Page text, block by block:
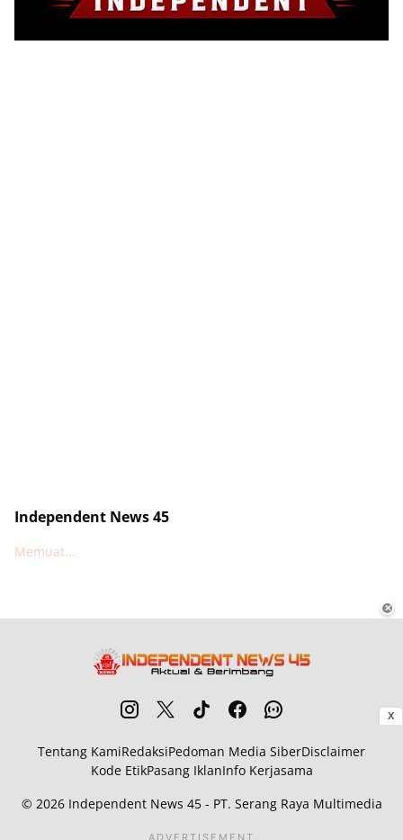
Independent News 45
Memuat...
X
ADVERTISEMENT
✕
Tentang KamiRedaksiPedoman Media SiberDisclaimer
Kode EtikPasang IklanInfo Kerjasama
© 2026 Independent News 45- PT. Serang Raya Multimedia